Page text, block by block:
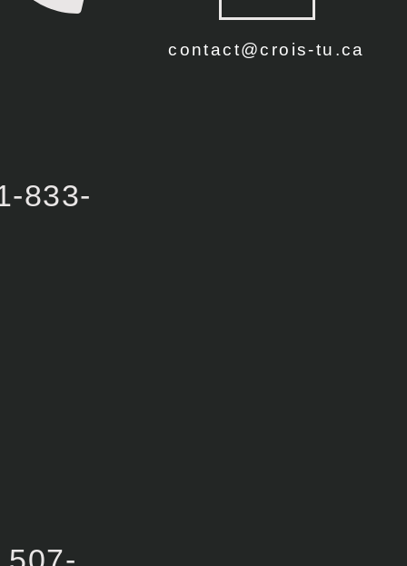
833-
contact@crois-tu.ca